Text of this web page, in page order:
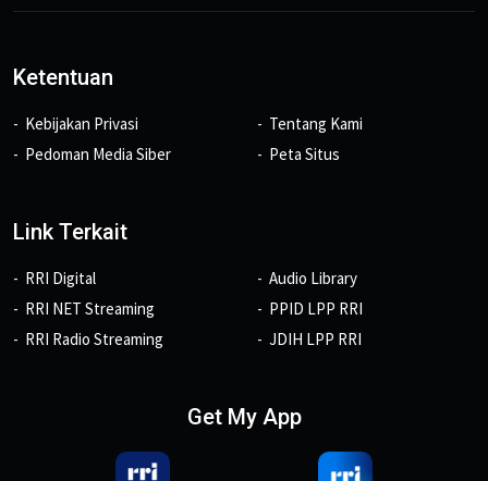
Ketentuan
Kebijakan Privasi
Pedoman Media Siber
Tentang Kami
Peta Situs
Link Terkait
RRI Digital
RRI NET Streaming
RRI Radio Streaming
Audio Library
PPID LPP RRI
JDIH LPP RRI
Get My App